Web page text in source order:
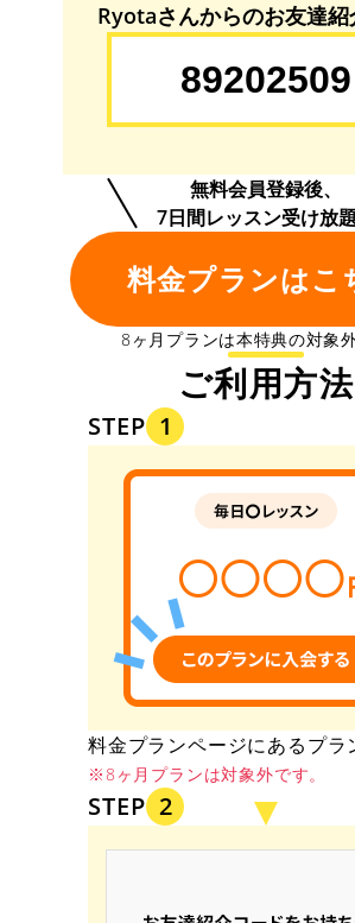
Ryotaさんからのお友達紹
無料会員登録後、
7日間レッスン受け放
料金プランはこ
8ヶ月プランは本特典の対象外
ご利用方法
STEP 1
料金プランページにあるプラ
※8ヶ月プランは対象外です。
STEP 2